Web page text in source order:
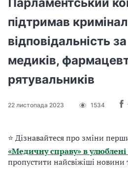
підтримав
відповідальність
медиків,
рятувальників
22 листопада 2023 1534
⭐ Дізнавайтеся про зміни
«Медичну справу» в улюблені
пропустити найсвіжіші новини
ж
р
и
б
л